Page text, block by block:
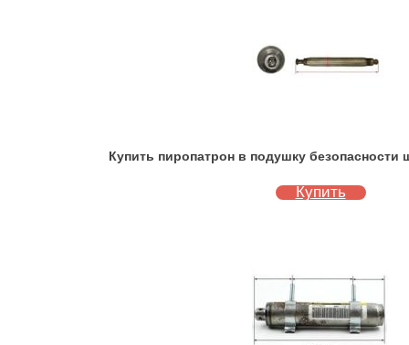
Купить пиропатрон в подушку безопасности
Купить